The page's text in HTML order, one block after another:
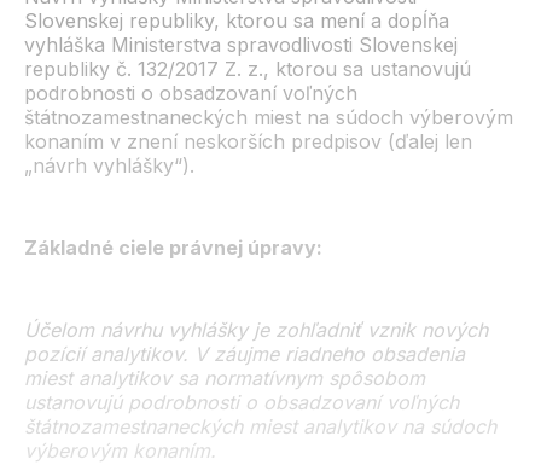
Slovenskej republiky, ktorou sa mení a dopĺňa
vyhláška Ministerstva spravodlivosti Slovenskej
republiky č. 132/2017 Z. z., ktorou sa ustanovujú
podrobnosti o obsadzovaní voľných
štátnozamestnaneckých miest na súdoch výberovým
konaním v znení neskorších predpisov (ďalej len
„návrh vyhlášky“).
Základné ciele právnej úpravy:
Účelom návrhu vyhlášky je zohľadniť vznik nových
pozícií analytikov. V záujme riadneho obsadenia
miest analytikov sa normatívnym spôsobom
ustanovujú podrobnosti o obsadzovaní voľných
štátnozamestnaneckých miest analytikov na súdoch
výberovým konaním.